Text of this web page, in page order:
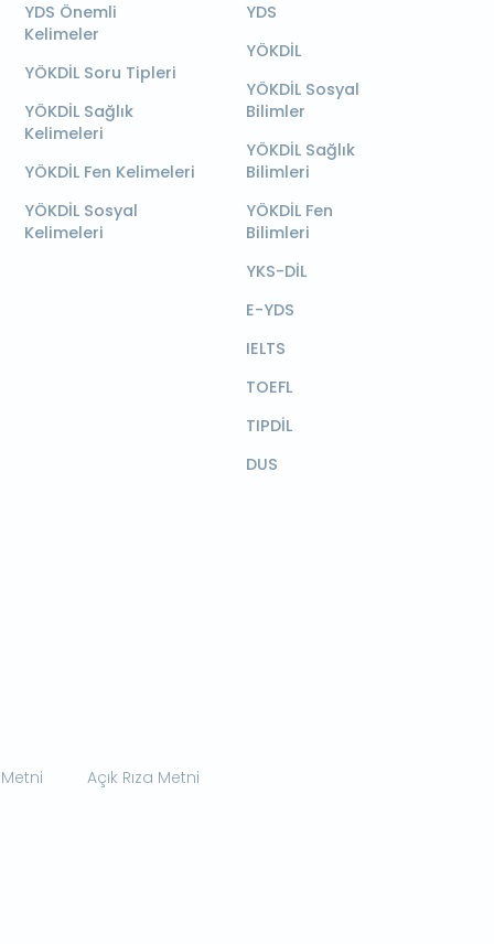
YDS Önemli
Kelimeler
YÖKDİL Soru Tipleri
YÖKDİL Sağlık
Kelimeleri
YÖKDİL Fen Kelimeleri
YÖKDİL Sosyal
Kelimeleri
YDS
YÖKDİL
YÖKDİL Sosyal
Bilimler
YÖKDİL Sağlık
Bilimleri
YÖKDİL Fen
Bilimleri
YKS-DİL
E-YDS
IELTS
TOEFL
TIPDİL
DUS
Açık Rıza Metni